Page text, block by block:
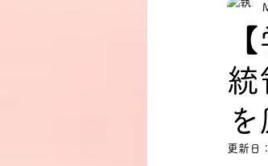
ブログ・書籍等
統
更新日：